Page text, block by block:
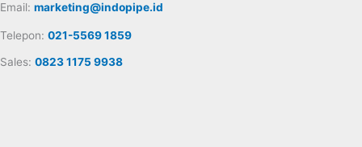
Email: marketing@indopipe.id
Telepon: 021-5569 1859
Sales: 0823 1175 9938